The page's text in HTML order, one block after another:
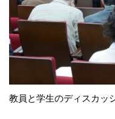
教員と学生のディスカッ